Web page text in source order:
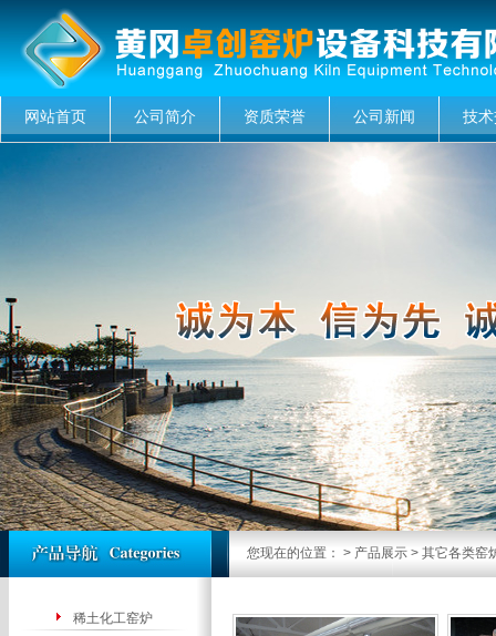
网站首页 公司简介 资质荣誉 公司新闻 技
稀土化工窑炉
您现在的位置： > 产品展示 > 其它各类窑